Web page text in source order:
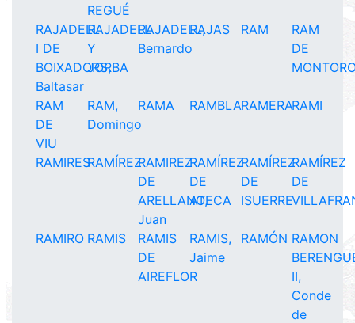
REGUÉ
RAJADELL
I DE
BOIXADORS,
Baltasar
RAJADELL
Y
JORBA
RAJADELL,
Bernardo
RAJAS RAM
RAM
DE
RAM
DE
VIU
RAM,
Domingo
RAMA RAMBLARAMERARAMI
RAMIRESRAMÍREZRAMIREZ
DE
ARELLANO,
Juan
RAMÍREZ
DE
ATECA
RAMÍREZ
DE
ISUERRE
RAMÍREZ
DE
RAMIRO RAMIS
RAMIS
DE
AIREFLOR
RAMIS,
Jaime
RAMÓN RAMON
II,
Conde
de